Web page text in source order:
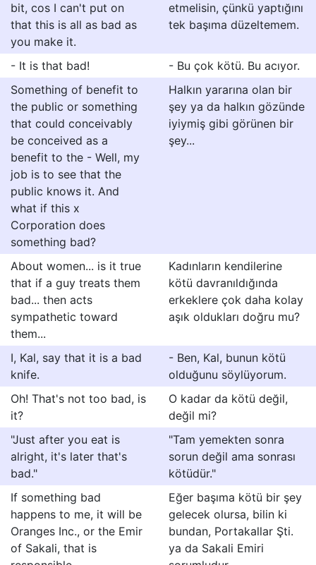
bit, cos I can't put on
that this is all as bad as
you make it.
etmelisin, çünkü yaptığını
tek başıma düzeltemem.
- It is that bad!
- Bu çok kötü. Bu acıyor.
Something of benefit to
the public or something
that could conceivably
be conceived as a
benefit to the - Well, my
job is to see that the
public knows it. And
what if this x
Corporation does
something bad?
Halkın yararına olan bir
şey ya da halkın gözünde
iyiymiş gibi görünen bir
şey...
About women... is it true
that if a guy treats them
bad... then acts
sympathetic toward
them...
Kadınların kendilerine
kötü davranıldığında
erkeklere çok daha kolay
aşık oldukları doğru mu?
I, Kal, say that it is a bad
knife.
- Ben, Kal, bunun kötü
olduğunu söylüyorum.
Oh! That's not too bad, is
it?
O kadar da kötü değil,
değil mi?
"Just after you eat is
alright, it's later that's
bad."
"Tam yemekten sonra
sorun değil ama sonrası
kötüdür."
If something bad
happens to me, it will be
Oranges Inc., or the Emir
of Sakali, that is
Eğer başıma kötü bir şey
gelecek olursa, bilin ki
bundan, Portakallar Şti.
ya da Sakali Emiri